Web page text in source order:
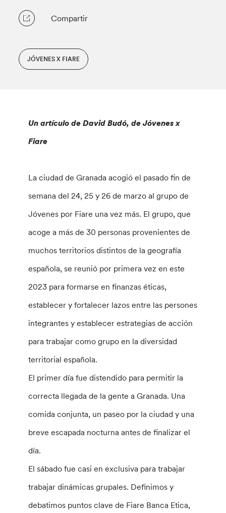
Compartir
JÓVENES X FIARE
Un artículo de David Budó, de Jóvenes x
Fiare
La ciudad de Granada acogió el pasado fin de
semana del 24, 25 y 26 de marzo al grupo de
Jóvenes por Fiare una vez más. El grupo, que
acoge a más de 30 personas provenientes de
muchos territorios distintos de la geografía
española, se reunió por primera vez en este
2023 para formarse en finanzas éticas,
establecer y fortalecer lazos entre las persones
integrantes y establecer estrategias de acción
para trabajar como grupo en la diversidad
territorial española.
El primer día fue distendido para permitir la
correcta llegada de la gente a Granada. Una
comida conjunta, un paseo por la ciudad y una
breve escapada nocturna antes de finalizar el
día.
El sábado fue casi en exclusiva para trabajar
trabajar dinámicas grupales. Definimos y
debatimos puntos clave de Fiare Banca Etica,